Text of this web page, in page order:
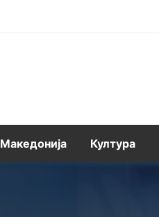
Македонија Култура